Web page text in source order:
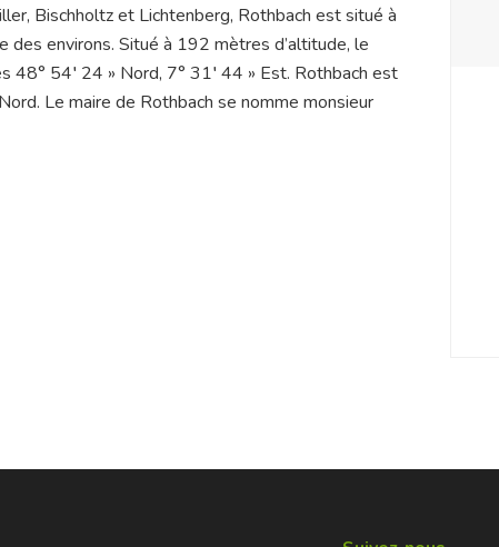
Bischholtz et Lichtenberg, Rothbach est situé à
environs. Situé à 192 mètres d’altitude, le
48° 54′ 24 » Nord, 7° 31′ 44 » Est. Rothbach est
Le maire de Rothbach se nomme monsieur